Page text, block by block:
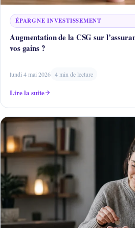
ÉPARGNE INVESTISSEMENT
Augmentation de la CSG sur
vos gains ?
lundi 4 mai 2026 4 min de lecture
Lire la suite